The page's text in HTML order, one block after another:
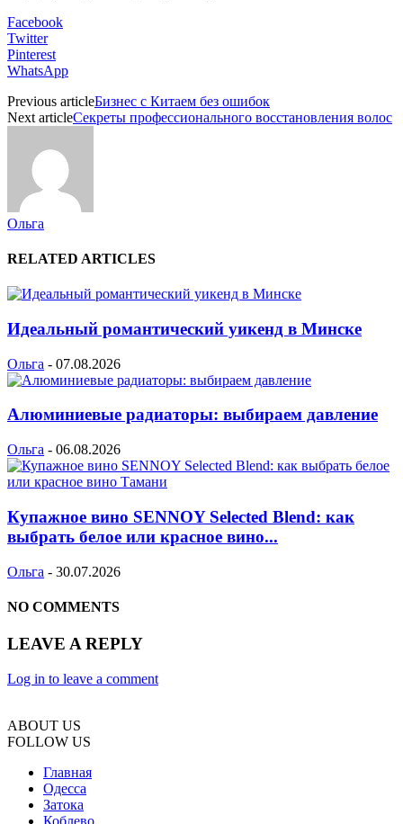
Facebook
Twitter
Pinterest
WhatsApp
Previous articleБизнес с Китаем без ошибок
Next articleСекреты профессионального восстановления волос
Ольга
RELATED ARTICLES
Идеальный романтический уикенд в Минске
Ольга - 07.08.2026
Алюминиевые радиаторы: выбираем давление
Ольга - 06.08.2026
Купажное вино SENNOY Selected Blend: как
выбрать белое или красное вино...
Ольга - 30.07.2026
NO COMMENTS
LEAVE A REPLY
Log in to leave a comment
ABOUT US
FOLLOW US
Главная
Одесса
Затока
Коблево